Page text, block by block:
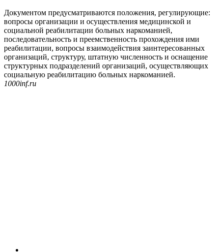
Документом предусматриваются положения, регулирующие:
вопросы организации и осуществления медицинской и
социальной реабилитации больных наркоманией,
последовательность и преемственность прохождения ими
реабилитации, вопросы взаимодействия заинтересованных
организаций, структуру, штатную численность и оснащение
структурных подразделений организаций, осуществляющих
социальную реабилитацию больных наркоманией.
1000inf.ru